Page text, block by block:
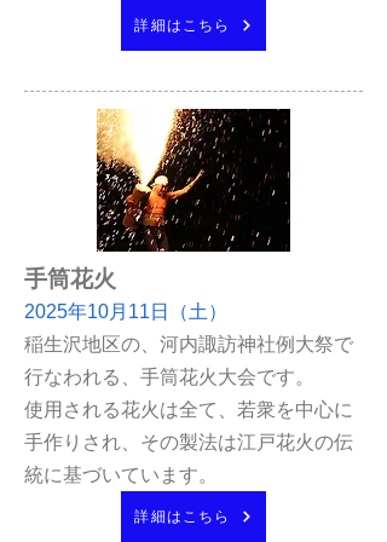
詳細はこちら
手筒花火
2025年10月11日（土）
稲生沢地区の、河内諏訪神社例大祭で
行なわれる、手筒花火大会です。
使用される花火は全て、若衆を中心に
手作りされ、その製法は江戸花火の伝
統に基づいています。
詳細はこちら